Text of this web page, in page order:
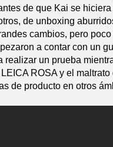
de que Kai se
de unboxing
cambios, pero
a contar con un
un prueba
ROSA y el
de producto en otros